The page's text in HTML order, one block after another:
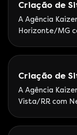
Criação de
A Agência
Horizonte/MG
nacional com
Criação de
A Agência
Vista/RR com
Roraima com